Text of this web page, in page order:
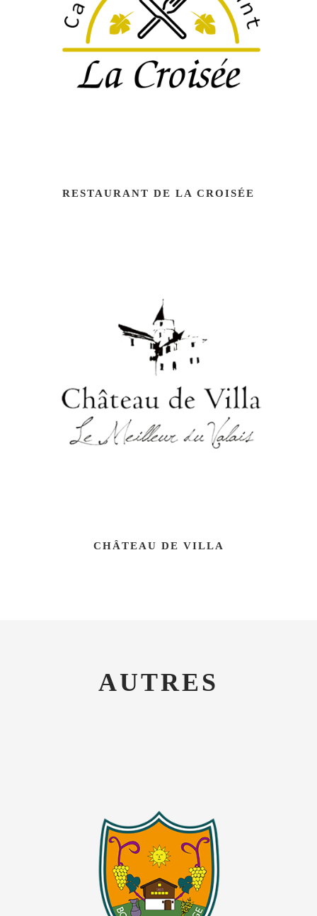
RESTAURANT DE LA CROISÉE
CHÂTEAU DE VILLA
AUTRES